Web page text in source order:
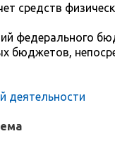
средств
федерального
бюджетов,
деятельности